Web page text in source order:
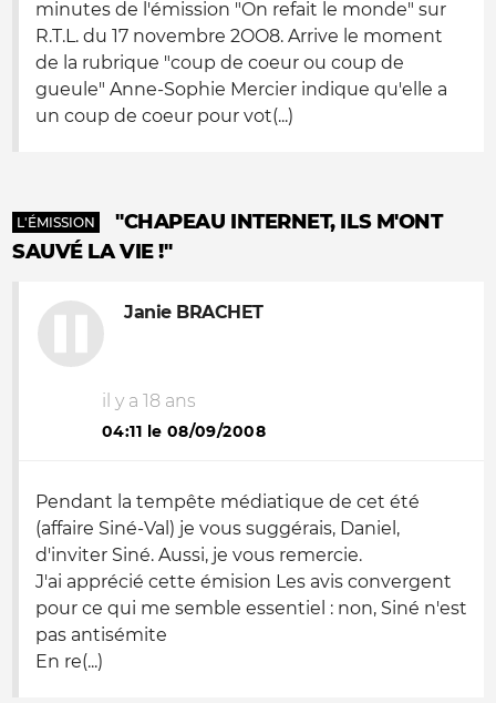
minutes de l'émission "On refait le monde" sur
R.T.L. du 17 novembre 2OO8. Arrive le moment
de la rubrique "coup de coeur ou coup de
gueule" Anne-Sophie Mercier indique qu'elle a
un coup de coeur pour vot(...)
L'ÉMISSION
"CHAPEAU INTERNET, ILS M'ONT
SAUVÉ LA VIE !"
Janie BRACHET
il y a 18 ans
04:11 le 08/09/2008
Pendant la tempête médiatique de cet été
(affaire Siné-Val) je vous suggérais, Daniel,
d'inviter Siné. Aussi, je vous remercie.
J'ai apprécié cette émision Les avis convergent
pour ce qui me semble essentiel : non, Siné n'est
pas antisémite
En re(...)